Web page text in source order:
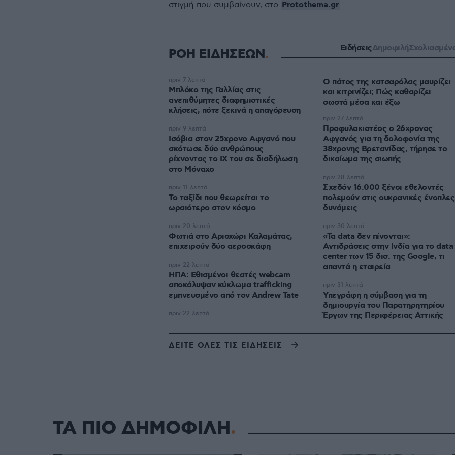
στιγμή που συμβαίνουν, στο Protothema.gr
ΡΟΗ ΕΙΔΗΣΕΩΝ ΕιδήσειςΔημοφιλή
Μπλόκο της Γαλλίας στις
ανεπιθύμητες διαφημιστικές
κλήσεις, πότε ξεκινά η απαγόρευση
πριν 7 λεπτά
Ισόβια στον 25χρονο Αφγανό που
σκότωσε δύο ανθρώπους
ρίχνοντας το ΙΧ του σε διαδήλωση
στο Μόναχο
πριν 9 λεπτά
Το ταξίδι που θεωρείται το
ωραιότερο στον κόσμο
πριν 11 λεπτά
Φωτιά στο Αριοχώρι Καλαμάτας,
επιχειρούν δύο αεροσκάφη
πριν 20 λεπτά
ΗΠΑ: Εθισμένοι θεατές webcam
αποκάλυψαν κύκλωμα trafficking
εμπνευσμένο από τον Andrew Tate
πριν 22 λεπτά
Ο πάτος της κατσαρόλας μαυρίζει
και κιτρινίζει; Πώς καθαρίζει
σωστά μέσα και έξω
πριν 22 λεπτά
Προφυλακιστέος ο 26χρονος
Αφγανός για τη δολοφονία της
38χρονης Βρετανίδας, τήρησε το
δικαίωμα της σιωπής
πριν 27 λεπτά
Σχεδόν 16.000 ξένοι εθελοντές
πολεμούν στις ουκρανικές ένοπλες
δυνάμεις
πριν 28 λεπτά
«Τα data δεν πίνονται»:
Αντιδράσεις στην Ινδία για το data
center των 15 δισ. της Google, τι
απαντά η εταιρεία
πριν 30 λεπτά
Υπεγράφη η σύμβαση για τη
δημιουργία του Παρατηρητηρίου
Έργων της Περιφέρειας Αττικής
πριν 31 λεπτά
ΔΕΙΤΕ ΟΛΕΣ ΤΙΣ ΕΙΔΗΣΕΙΣ
ΤΑ ΠΙΟ ΔΗΜΟΦΙΛΗ